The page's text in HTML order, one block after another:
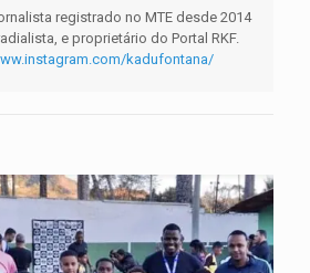
registrado no MTE desde 2014
e proprietário do Portal RKF.
kadufontana/